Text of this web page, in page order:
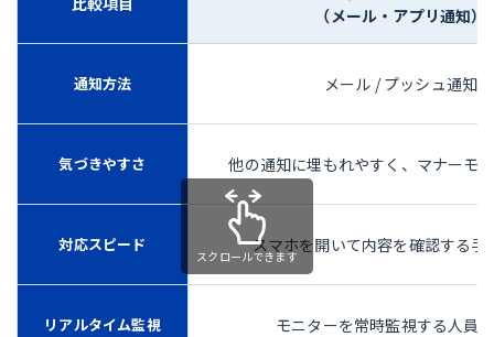
（メール・アプリ通知）
通知方法 メール / プッシュ通知
気づきやすさ 他の通知に埋もれやすく、マナーモ
対応スピード スマホを開いて内容を確認する手
リアルタイム監視 モニターを常時監視する人員